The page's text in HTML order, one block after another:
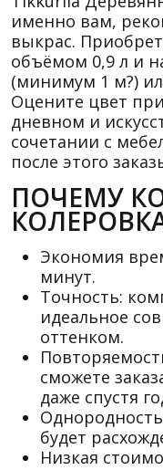
именно вам,
выкрас.
объёмом 0,9 л и
(минимум 1 м?)
Оцените цвет
дневном и
сочетании с
после этого
ПОЧЕМУ
Экономия
минут.
Точность:
идеальное
оттенком.
сможете
даже спустя
будет
Низкая